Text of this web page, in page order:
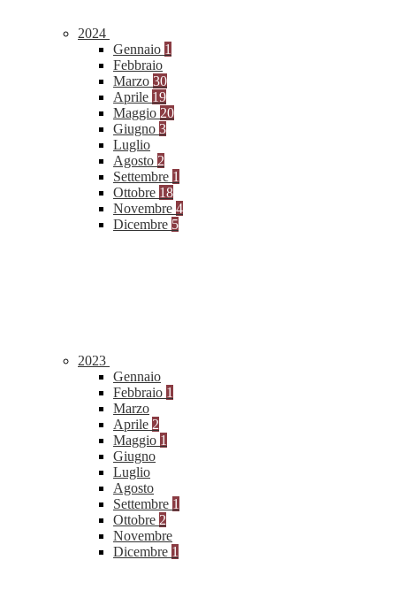
2024
Gennaio 1
Febbraio
Marzo 30
Aprile 19
Maggio 20
Giugno 3
Luglio
Agosto 2
Settembre 1
Ottobre 18
Novembre 4
Dicembre 5
2023
Gennaio
Febbraio 1
Marzo
Aprile 2
Maggio 1
Giugno
Luglio
Agosto
Settembre 1
Ottobre 2
Novembre
Dicembre 1